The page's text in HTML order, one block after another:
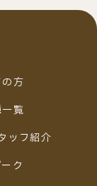
方
覧
ッフ紹介
ク